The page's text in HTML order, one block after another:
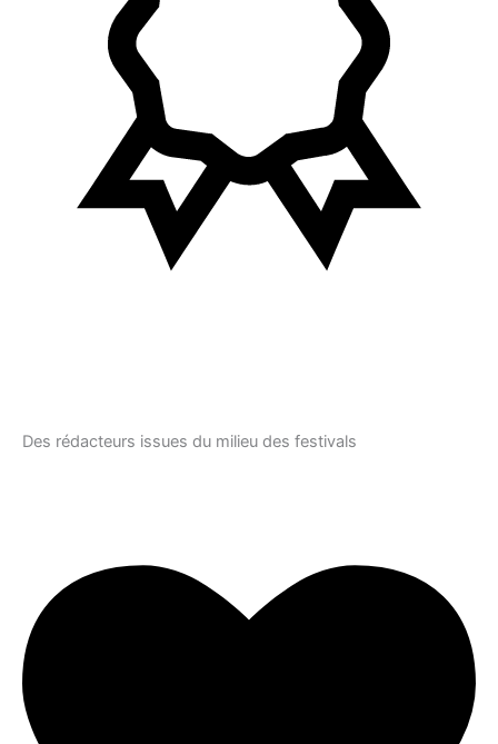
Des rédacteurs issues du milieu des festivals